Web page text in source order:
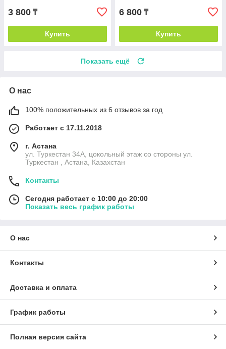
3 800 ₸
Купить
6 800 ₸
Купить
Показать ещё
О нас
100% положительных из 6 отзывов за год
Работает с 17.11.2018
г. Астана
ул. Туркестан 34А, цокольный этаж со стороны ул.
Туркестан , Астана, Казахстан
Контакты
Сегодня работает с 10:00 до 20:00
Показать весь график работы
О нас
Контакты
Доставка и оплата
График работы
Полная версия сайта